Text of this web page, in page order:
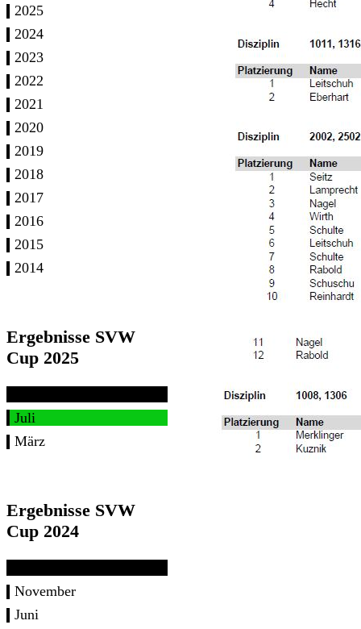
2025
2024
2023
2022
2021
2020
2019
2018
2017
2016
2015
2014
Ergebnisse SVW
Cup 2025
Juli
März
Ergebnisse SVW
Cup 2024
November
Juni